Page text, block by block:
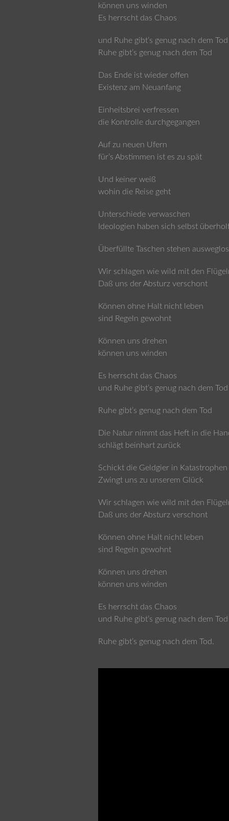
können uns winden
Es herrscht das Chaos
und Ruhe gibt’s genug nach dem Tod
Ruhe gibt’s genug nach dem Tod
Das Ende ist wieder offen
Existenz am Neuanfang
Einheitsbrei verfressen
die Kontrolle durchgegangen
Auf zu neuen Ufern
für’s Abstimmen ist es zu spät
Und keiner weiß
wohin die Reise geht
Unterschiede verwaschen
Ideologien haben sich selbst
Überfüllte Taschen stehen
Wir schlagen wie wild mit den
Daß uns der Absturz verschont
Können ohne Halt nicht leben
sind Regeln gewohnt
Können uns drehen
können uns winden
Es herrscht das Chaos
und Ruhe gibt’s genug nach dem Tod
Ruhe gibt’s genug nach dem Tod
Die Natur nimmt das Heft in die
schlägt beinhart zurück
Schickt die Geldgier in Katastrophen
Zwingt uns zu unserem Glück
Wir schlagen wie wild mit den
Daß uns der Absturz verschont
Können ohne Halt nicht leben
sind Regeln gewohnt
Können uns drehen
können uns winden
Es herrscht das Chaos
und Ruhe gibt’s genug nach dem Tod
Ruhe gibt’s genug nach dem Tod.